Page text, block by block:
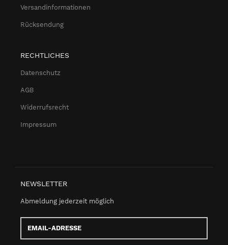
Versandinformationen
Rücksendung
RECHTLICHES
Datenschutz
AGB
Widerrufsrecht
Impressum
NEWSLETTER
Abmeldung jederzeit möglich
Email-
Adresse